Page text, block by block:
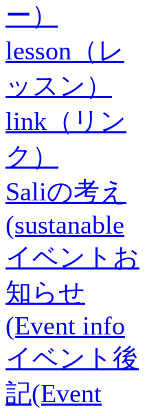
ー）
lesson（レ
ッスン）
link（リン
ク）
Saliの考え
(sustanable
イベントお
知らせ
(Event info
イベント後
記(Event